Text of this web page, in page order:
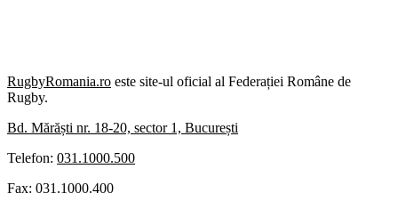
RugbyRomania.ro este site-ul oficial al Federației Române de
Rugby.
Bd. Mărăști nr. 18-20, sector 1, București
Telefon: 031.1000.500
Fax: 031.1000.400